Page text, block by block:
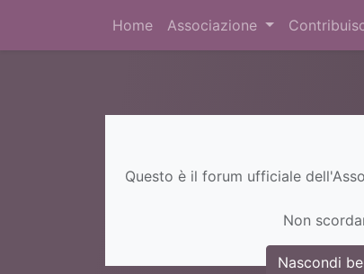
Home Associazione
Questo è il forum ufficiale
Non
Nascondi